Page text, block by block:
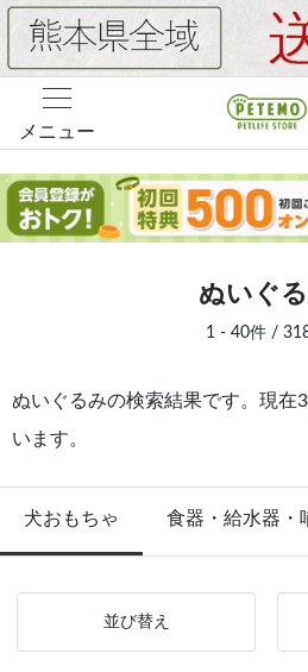
メニュー
ぬいぐ
1 - 40件 /
ぬいぐるみの検索結果です。現在
います。
犬おもちゃ 食器・給水器・
並び替え